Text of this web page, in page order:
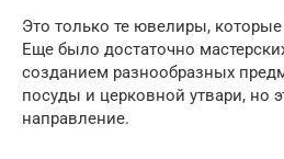
Это только те ювелиры,
Еще было достаточно
созданием разнообразных
посуды и церковной утвари, но
направление.